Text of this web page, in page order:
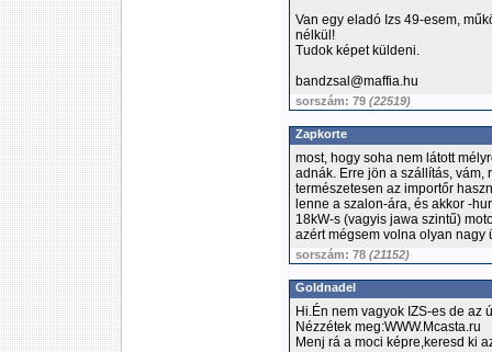
Van egy eladó Izs 49-esem,
nélkül!
Tudok képet küldeni.
bandzsal@maffia.hu
sorszám: 79 (22519)
Zapkorte
most, hogy soha nem látott
adnák. Erre jön a szállítás, vám,
természetesen az importőr
lenne a szalon-ára, és akkor -
18kW-s (vagyis jawa szintű)
azért mégsem volna olyan nagy
sorszám: 78 (21152)
Goldnadel
Hi.Én nem vagyok IZS-es de az
Nézzétek meg:WWW.Mcasta.ru
Menj rá a moci képre,keresd ki